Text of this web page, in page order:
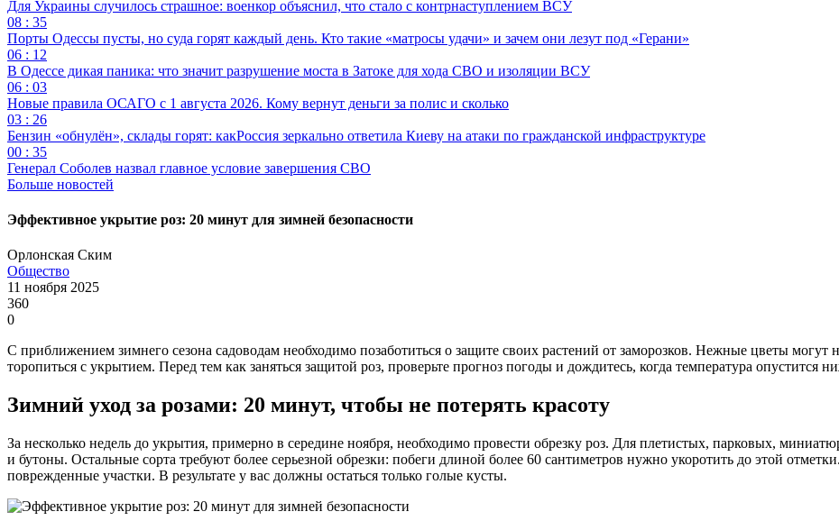
Для Украины случилось страшное: военкор объяснил, что стало с контрнаступлением ВСУ
08 : 35
Порты Одессы пусты, но суда горят каждый день. Кто такие «матросы удачи» и зачем они лезут под «Герани»
06 : 12
В Одессе дикая паника: что значит разрушение моста в Затоке для хода СВО и изоляции ВСУ
06 : 03
Новые правила ОСАГО с 1 августа 2026. Кому вернут деньги за полис и сколько
03 : 26
Бензин «обнулён», склады горят: какРоссия зеркально ответила Киеву на атаки по гражданской инфраструктуре
00 : 35
Генерал Соболев назвал главное условие завершения СВО
Больше новостей
Эффективное укрытие роз: 20 минут для зимней безопасности
Орлонская Ским
Общество
11 ноября 2025
360
0
С приближением зимнего сезона садоводам необходимо позаботиться о защите своих растений от заморозков. Нежные цветы
торопиться с укрытием. Перед тем как заняться защитой роз, проверьте прогноз погоды и дождитесь, когда температура опустится
Зимний уход за розами: 20 минут, чтобы не потерять красоту
За несколько недель до укрытия, примерно в середине ноября, необходимо провести обрезку роз. Для плетистых, парковых,
и бутоны. Остальные сорта требуют более серьезной обрезки: побеги длиной более 60 сантиметров нужно укоротить до этой
поврежденные участки. В результате у вас должны остаться только голые кусты.